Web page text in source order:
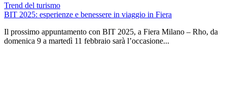
Trend del turismo
BIT 2025: esperienze e benessere in viaggio in Fiera
Il prossimo appuntamento con BIT 2025, a Fiera Milano – Rho, da
domenica 9 a martedì 11 febbraio sarà l’occasione...